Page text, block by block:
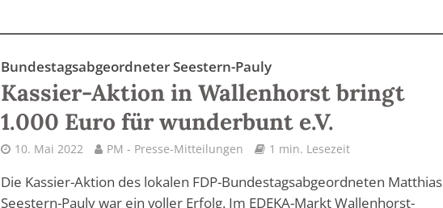
Bundestagsabgeordneter Seestern-Pauly
Kassier-Aktion in Wallenhorst bringt
1.000 Euro für wunderbunt e.V.
10. Mai 2022 PM - Presse-Mitteilungen 1 min. Lesezeit
Die Kassier-Aktion des lokalen FDP-Bundestagsabgeordneten Matthias
Seestern-Pauly war ein voller Erfolg. Im EDEKA-Markt Wallenhorst-